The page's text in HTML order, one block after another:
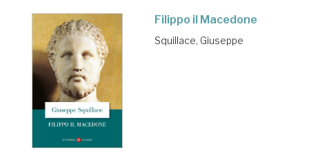
Filippo il Macedone
Squillace, Giuseppe